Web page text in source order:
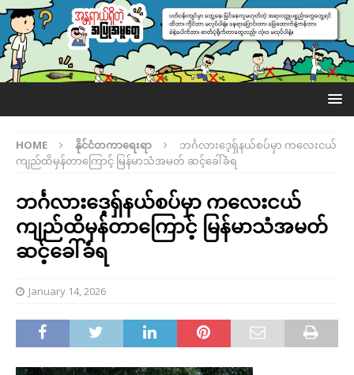
HOME နိုင်ငံတကာရေးရာ
ဘင်္ဂလားဒေ့ရှ်နယ်စပ်မှာ ကလေးငယ်
ကျည်ထိမှန်တာကြောင့် မြန်မာသံအမတ် ဆင့်ခေါ်ခံရ
ဘင်္ဂလားဒေ့ရှ်နယ်စပ်မှာ ကလေးငယ်
ကျည်ထိမှန်တာကြောင့် မြန်မာသံအမတ်
ဆင့်ခေါ်ခံရ
January 14, 2026